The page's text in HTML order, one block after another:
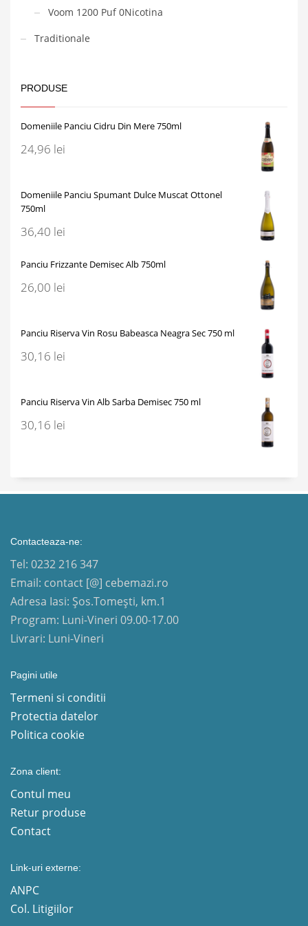
Voom 1200 Puf 0Nicotina
Traditionale
PRODUSE
Domeniile Panciu Cidru Din Mere 750ml
24,96 lei
Domeniile Panciu Spumant Dulce Muscat Ottonel
750ml
36,40 lei
Panciu Frizzante Demisec Alb 750ml
26,00 lei
Panciu Riserva Vin Rosu Babeasca Neagra Sec 750 ml
30,16 lei
Panciu Riserva Vin Alb Sarba Demisec 750 ml
30,16 lei
Contacteaza-ne:
Tel: 0232 216 347
Email: contact [@] cebemazi.ro
Adresa Iasi: Șos.Tomești, km.1
Program: Luni-Vineri 09.00-17.00
Livrari: Luni-Vineri
Pagini utile
Termeni si conditii
Protectia datelor
Politica cookie
Zona client:
Contul meu
Retur produse
Contact
Link-uri externe:
ANPC
Col. Litigiilor